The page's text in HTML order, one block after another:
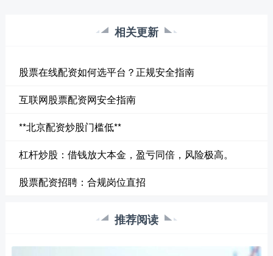
相关更新
股票在线配资如何选平台？正规安全指南
互联网股票配资网安全指南
**北京配资炒股门槛低**
杠杆炒股：借钱放大本金，盈亏同倍，风险极高。
股票配资招聘：合规岗位直招
推荐阅读